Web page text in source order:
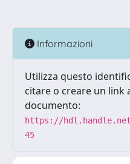
Informazioni
Utilizza questo
citare o creare un link
documento:
https://
45